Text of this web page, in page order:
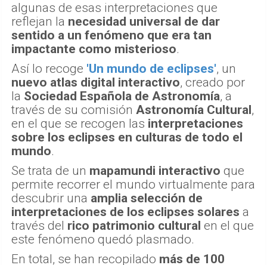
algunas de esas interpretaciones que
reflejan la necesidad universal de dar
sentido a un fenómeno que era tan
impactante como misterioso.
Así lo recoge 'Un mundo de eclipses', un
nuevo atlas digital interactivo, creado por
la Sociedad Española de Astronomía, a
través de su comisión Astronomía Cultural,
en el que se recogen las interpretaciones
sobre los eclipses en culturas de todo el
mundo.
Se trata de un mapamundi interactivo que
permite recorrer el mundo virtualmente para
descubrir una amplia selección de
interpretaciones de los eclipses solares a
través del rico patrimonio cultural en el que
este fenómeno quedó plasmado.
En total, se han recopilado más de 100